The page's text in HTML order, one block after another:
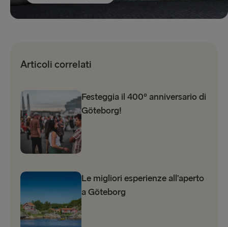
Articoli correlati
Festeggia il 400º anniversario di
Göteborg!
Le migliori esperienze all’aperto
a Göteborg